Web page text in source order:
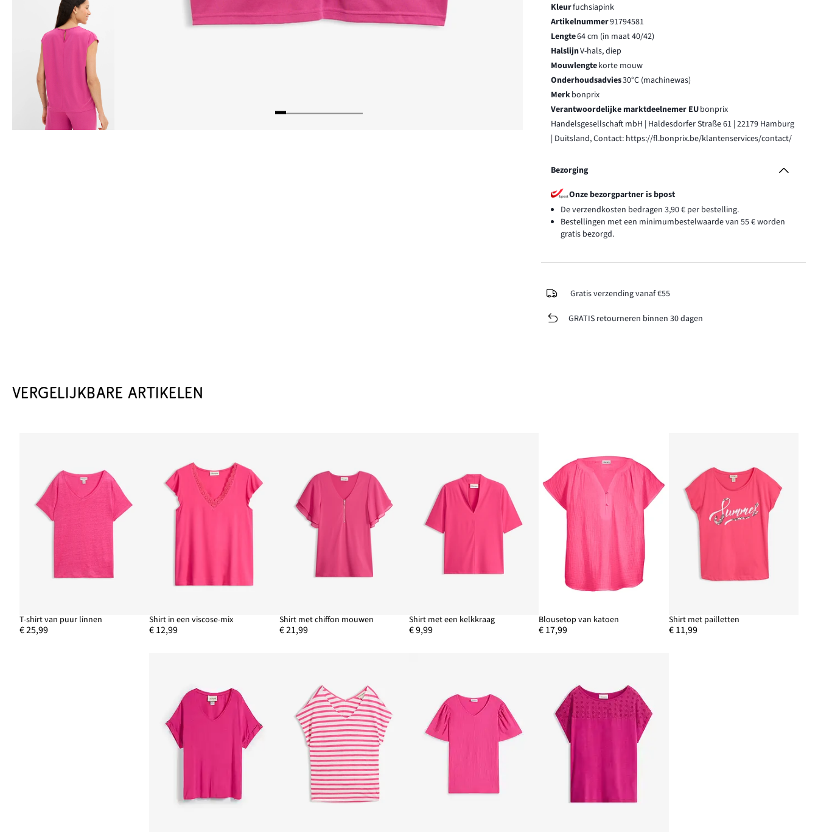
Kleurfuchsiapink
Artikelnummer91794581
Lengte64 cm (in maat 40/42)
HalslijnV-hals, diep
Mouwlengtekorte mouw
Onderhoudsadvies30°C (machinewas)
Merkbonprix
Verantwoordelijke marktdeelnemer EUbonprix
Handelsgesellschaft mbH | Haldesdorfer Straße 61 | 22179 Hamburg
| Duitsland, Contact: https://fl.bonprix.be/klantenservices/contact/
Bezorging
Onze bezorgpartner is bpost
De verzendkosten bedragen 3,90 € per bestelling.
Bestellingen met een minimumbestelwaarde van 55 € worden
gratis bezorgd.
Gratis verzending vanaf €55
GRATIS retourneren binnen 30 dagen
VERGELIJKBARE ARTIKELEN
T-shirt van puur linnen
€ 25,99
Shirt in een viscose-mix
€ 12,99
Shirt met chiffon mouwen
€ 21,99
Shirt met een kelkkraag
€ 9,99
Blousetop van katoen
€ 17,99
Shirt met pailletten
€ 11,99